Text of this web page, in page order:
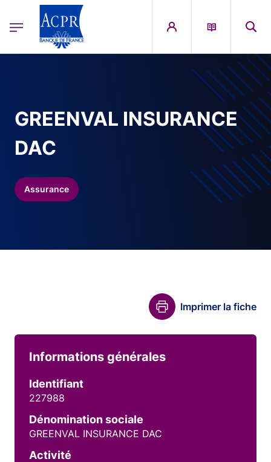
ACPR Menu Principal (French)
GREENVAL INSURANCE
DAC
Assurance
Imprimer la fiche
Informations générales
Identifiant
227988
Dénomination sociale
GREENVAL INSURANCE DAC
Activité